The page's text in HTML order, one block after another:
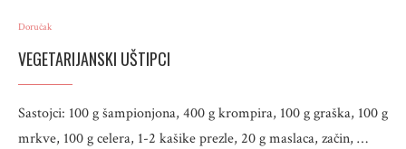
Doručak
VEGETARIJANSKI UŠTIPCI
Sastojci: 100 g šampionjona, 400 g krompira, 100 g graška, 100 g
mrkve, 100 g celera, 1-2 kašike prezle, 20 g maslaca, začin, …